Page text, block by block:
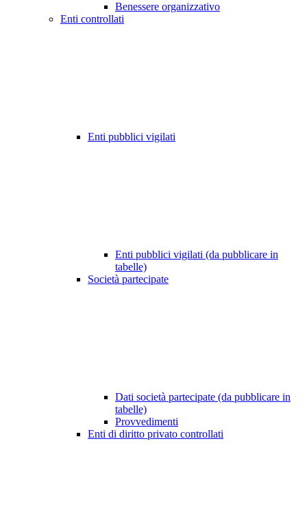
Benessere organizzativo
Enti controllati
Enti pubblici vigilati
Enti pubblici vigilati (da pubblicare in
tabelle)
Società partecipate
Dati società partecipate (da pubblicare in
tabelle)
Provvedimenti
Enti di diritto privato controllati